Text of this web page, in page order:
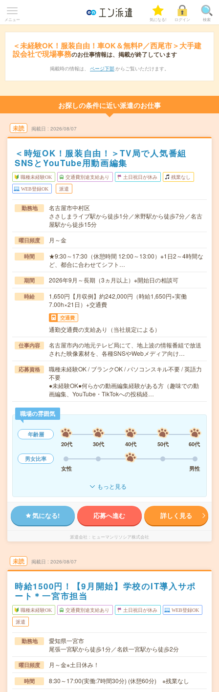
メニュー 気になる! ログイン 検索
＜未経験OK！服装自由！車OK＆無料P／西尾市＞大手建
設会社で現場事務のお仕事情報は、掲載が終了しています
掲載時の情報は、 ページ下部 からご覧いただけます。
お探しの条件に近い派遣のお仕事
未読 掲載日 2026/08/07
＜時短OK！服装自由！＞TV局で人気番組
SNSとYouTube用動画編集
職種未経験OK 交通費別途支給あり 土日祝日が休み 残業なし
WEB登録OK 派遣
勤務地
名古屋市中村区
ささしまライブ駅から徒歩1分／米野駅から徒歩7分／名古
屋駅から徒歩15分
曜日頻度 月～金
時間
★9:30～17:30（休憩時間 12:00～13:00）※1日2～4時間な
ど、都合に合わせてシフト…
期間 2026年9月～長期（3ヵ月以上）※開始日の相談可
時給
1,650円【月収例】約242,000円（時給1,650円×実働
7.00h×21日）+交通費
交通費
通勤交通費の支給あり（当社規定による）
仕事内容
名古屋市内の地元テレビ局にて、地上波の情報番組で放送
された映像素材を、各種SNSやWebメディア向け…
応募資格
職種未経験OK / ブランクOK / パソコンスキル不要 / 英語力
不要
●未経験OK●何らかの動画編集経験がある方（趣味での動
画編集、YouTube・TikTokへの投稿経…
職場の雰囲気
年齢層
20代
30代 40代 50代
60代
男女比率
女性
男性
もっと見る
気になる! 応募へ進む 詳しく見る
派遣会社 ヒューマンリソシア株式会社
未読 掲載日 2026/08/07
時給1500円！【9月開始】学校のIT導入サポ
ート＊一宮市担当
職種未経験OK 交通費別途支給あり 土日祝日が休み WEB登録OK
派遣
勤務地
愛知県一宮市
尾張一宮駅から徒歩1分／名鉄一宮駅から徒歩2分
曜日頻度 月～金※土日休み！
時間 8:30～17:00(実働:7時間30分) (休憩60分) ※残業なし